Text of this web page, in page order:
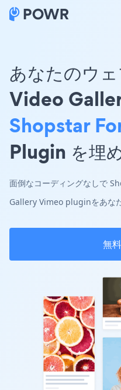
あなたのウ
Video
Shopstar
Plugin を埋
面倒なコーディングなしで
Gallery Vimeo pluginをあな
無